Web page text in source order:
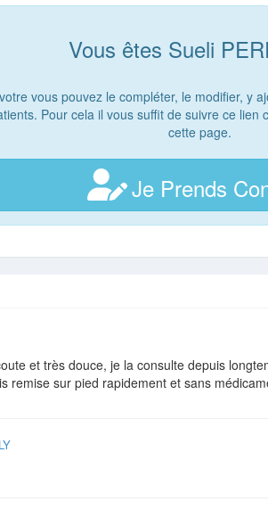
Vous êtes Sueli
vous pouvez le compléter, le modifier, y
Pour cela il vous suffit de suivre ce
cette page.
Je Prends
et très douce, je la consulte depuis
remise sur pied rapidement et sans